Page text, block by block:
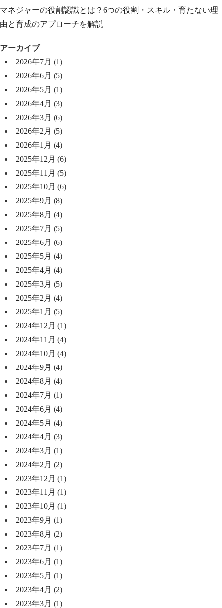
マネジャーの役割認識とは？6つの役割・スキル・育たない理
由と育成のアプローチを解説
アーカイブ
2026年7月 (1)
2026年6月 (5)
2026年5月 (1)
2026年4月 (3)
2026年3月 (6)
2026年2月 (5)
2026年1月 (4)
2025年12月 (6)
2025年11月 (5)
2025年10月 (6)
2025年9月 (8)
2025年8月 (4)
2025年7月 (5)
2025年6月 (6)
2025年5月 (4)
2025年4月 (4)
2025年3月 (5)
2025年2月 (4)
2025年1月 (5)
2024年12月 (1)
2024年11月 (4)
2024年10月 (4)
2024年9月 (4)
2024年8月 (4)
2024年7月 (1)
2024年6月 (4)
2024年5月 (4)
2024年4月 (3)
2024年3月 (1)
2024年2月 (2)
2023年12月 (1)
2023年11月 (1)
2023年10月 (1)
2023年9月 (1)
2023年8月 (2)
2023年7月 (1)
2023年6月 (1)
2023年5月 (1)
2023年4月 (2)
2023年3月 (1)